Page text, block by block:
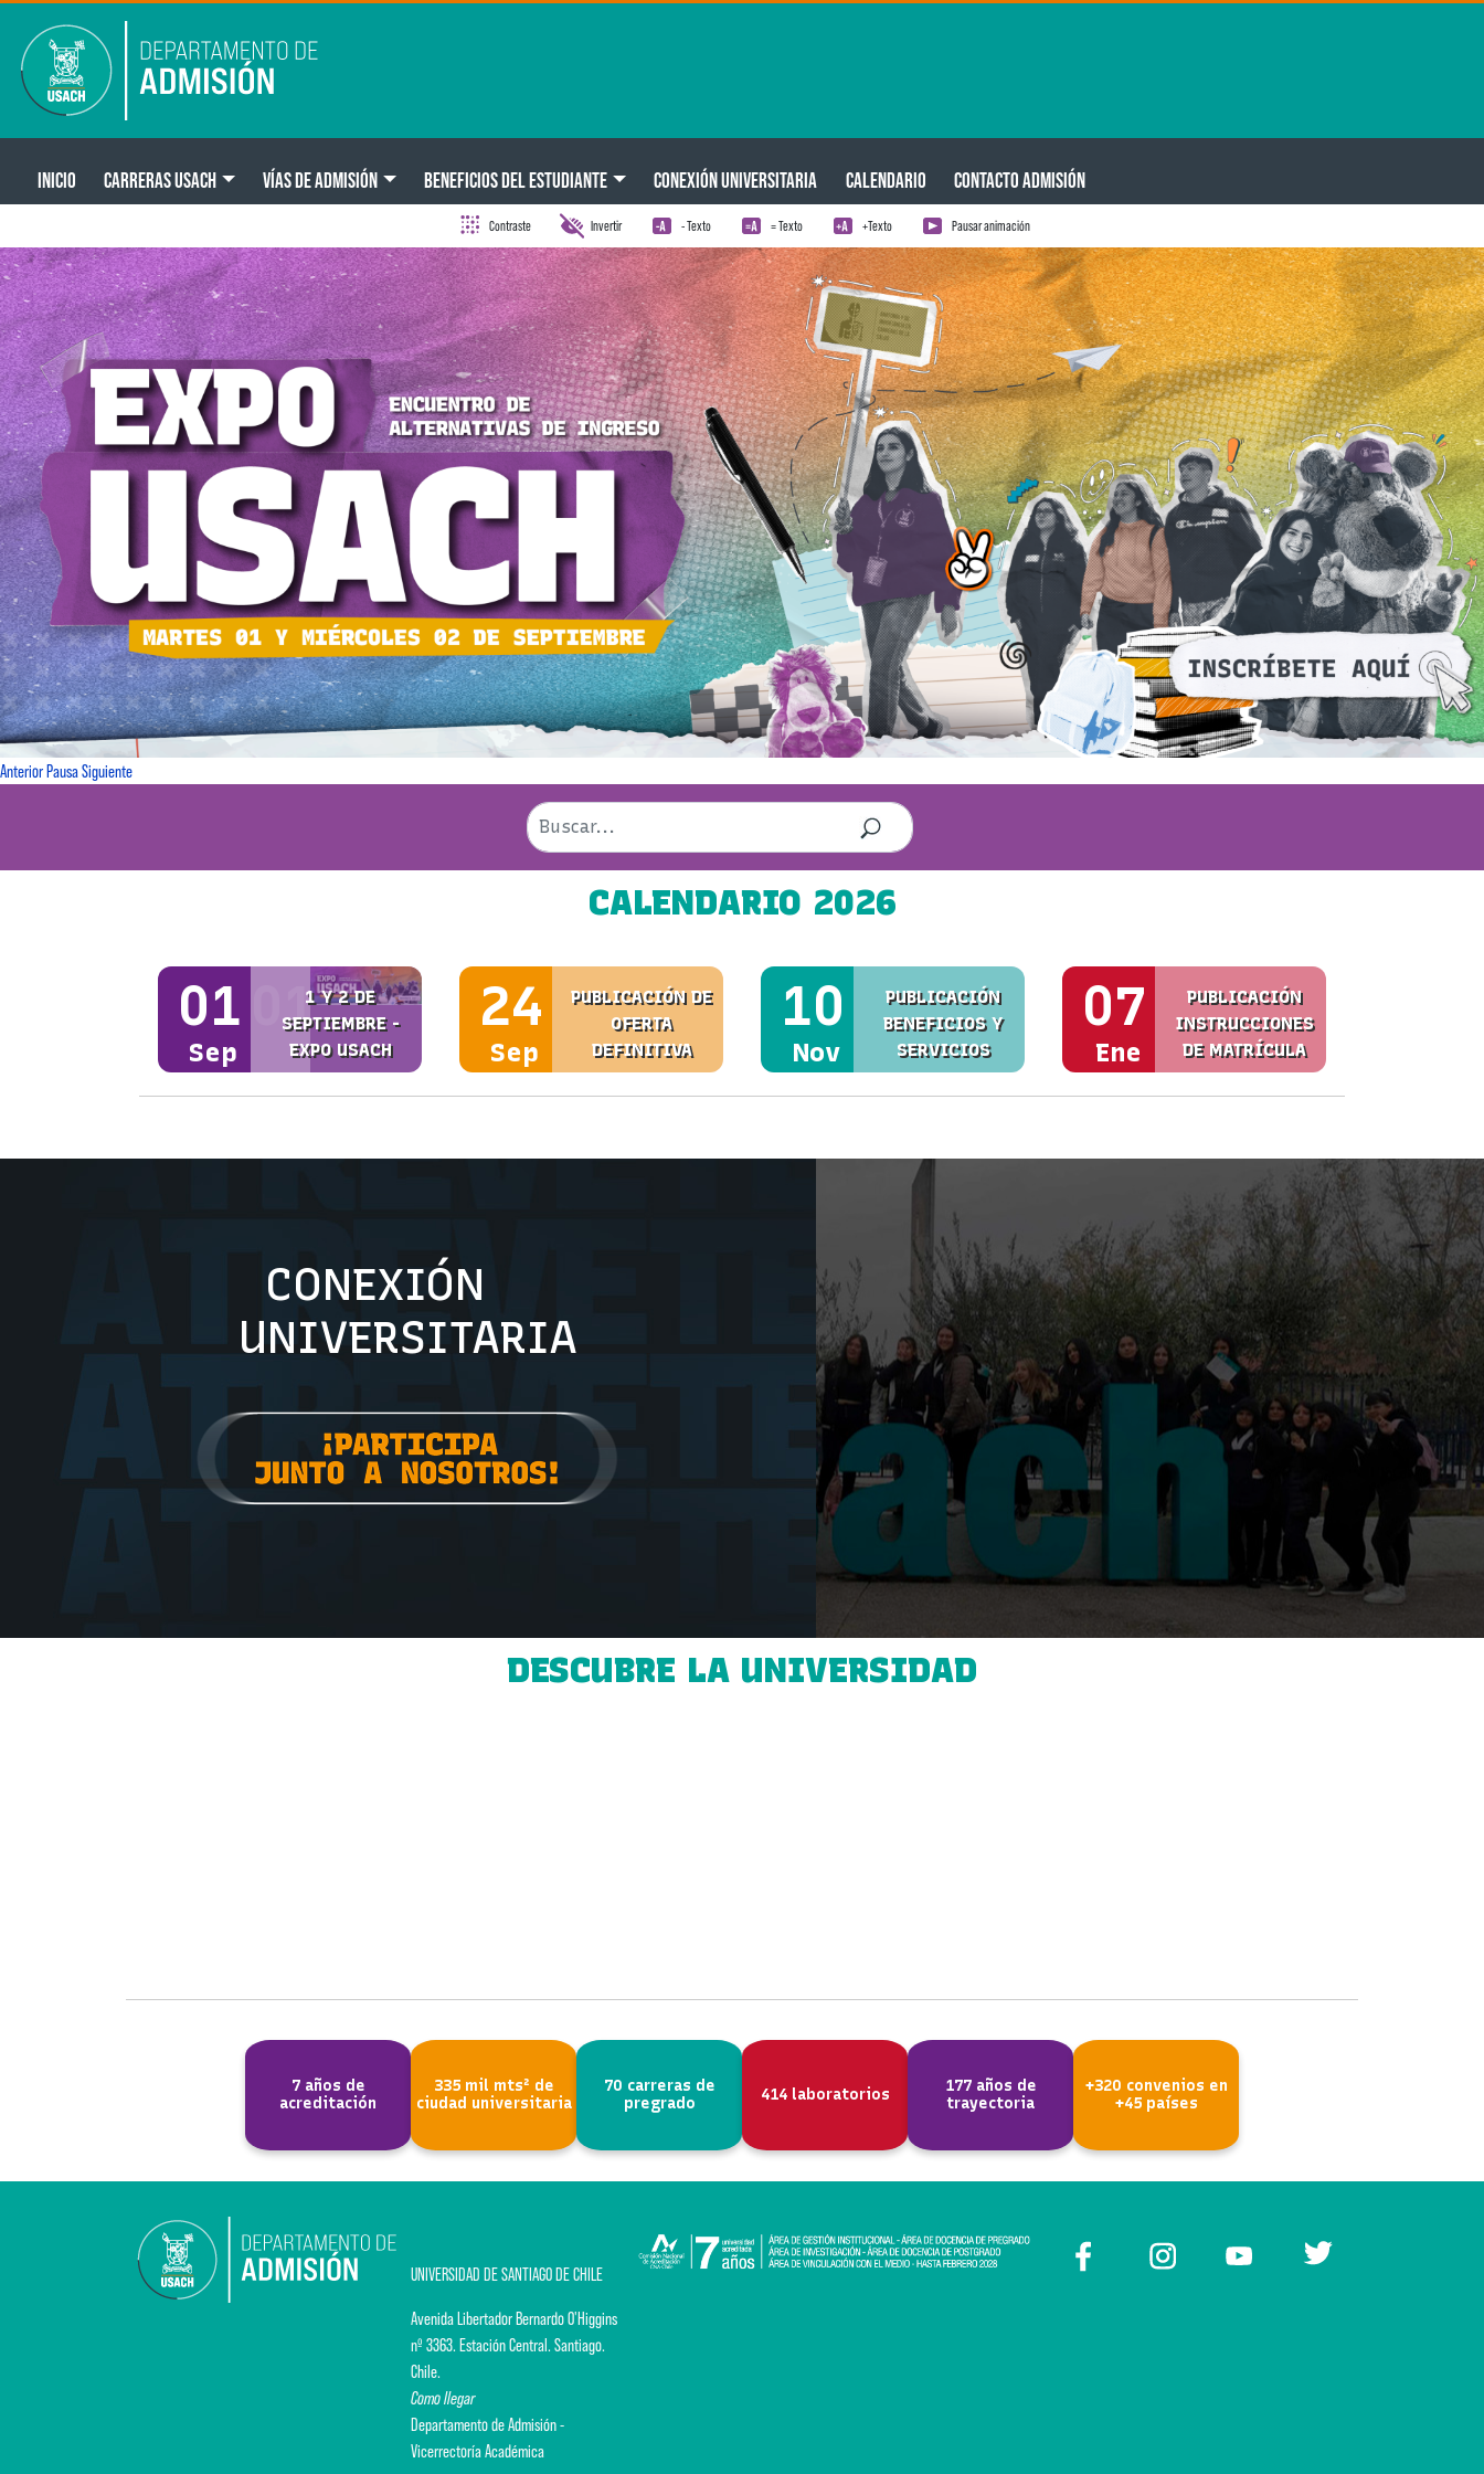
Main navigation
INICIO CARRERAS USACH VÍAS DE ADMISIÓN BENEFICIOS DEL ESTUDIANTE CONEXIÓN UNIVERSITARIA CALENDARIO CONTACTO ADMISIÓN
Contraste Invertir - Texto = Texto +Texto Pausar animación
AnteriorPausaSiguiente
CALENDARIO 2026
01
Sep
1 Y 2 DE
SEPTIEMBRE -
EXPO USACH
01 24
Sep
PUBLICACIÓN DE
OFERTA
DEFINITIVA
10
Nov
PUBLICACIÓN
BENEFICIOS Y
SERVICIOS
07
Ene
PUBLICACIÓN
INSTRUCCIONES
DE MATRÍCULA
CONEXIÓN
UNIVERSITARIA
DESCUBRE LA UNIVERSIDAD
7 años de
acreditación
335 mil mts² de
ciudad universitaria
70 carreras de
pregrado
414 laboratorios
177 años de
trayectoria
+320 convenios en
+45 países
UNIVERSIDAD DE SANTIAGO DE CHILE
Avenida Libertador Bernardo O'Higgins
nº 3363. Estación Central. Santiago.
Chile.
Como llegar
Departamento de Admisión -
Vicerrectoría Académica